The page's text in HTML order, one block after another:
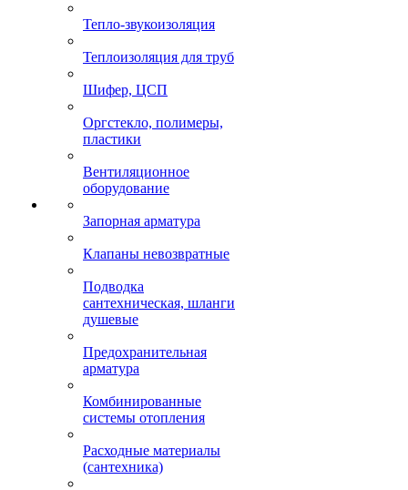
Тепло-звукоизоляция
Теплоизоляция для труб
Шифер, ЦСП
Оргстекло, полимеры,
пластики
Вентиляционное
оборудование
Запорная арматура
Клапаны невозвратные
Подводка
сантехническая, шланги
душевые
Предохранительная
арматура
Комбинированные
системы отопления
Расходные материалы
(сантехника)